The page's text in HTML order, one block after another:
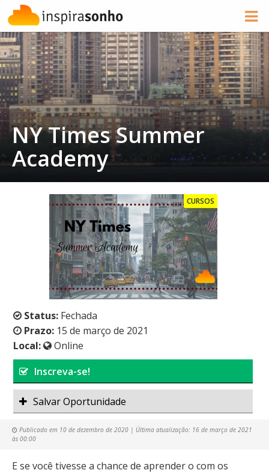
NY Times Summer
Academy
CURSOS
Status: Fechada
Prazo: 15 de março de 2021
Local:
Online
Inscreva-se!
Salvar Oportunidade
Publicado em 10 de dezembro de 2020 | Última atualização: 16 de março de 2021
às 00:00
E se você tivesse a chance de aprender o com os